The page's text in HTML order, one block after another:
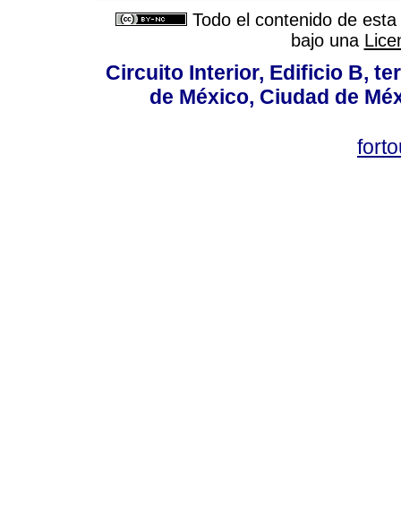
Todo el contenido de
bajo una
Circuito Interior, Edificio B,
de México, Ciudad de